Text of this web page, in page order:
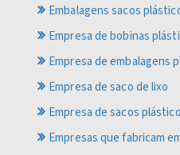
Embalagens sacos
Empresa de bobinas
Empresa de embalagens
Empresa de saco de lixo
Empresa de sacos
Empresas que fabricam